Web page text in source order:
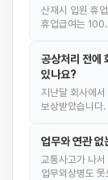
산재시 입원 휴
휴업급여는
공상처리 전에
있나요?
지난달 회사에서
보상받았습니다
업무와 연관 없
교통사고가 나서
업무외상병도